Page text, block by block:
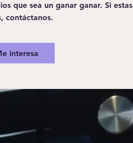
que sea un ganar ganar. Si estas
contáctanos.
interesa